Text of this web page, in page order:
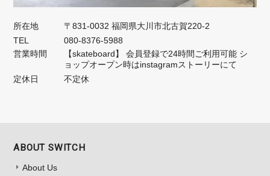
所在地
〒831-0032 福岡県大川市北古賀220-2
TEL
080-8376-5988
営業時間
【skateboard】 会員登録で24時間ご利用可能 シ
ョップオープン時はinstagramストーリーにて
定休日
不定休
ABOUT SWITCH
About Us